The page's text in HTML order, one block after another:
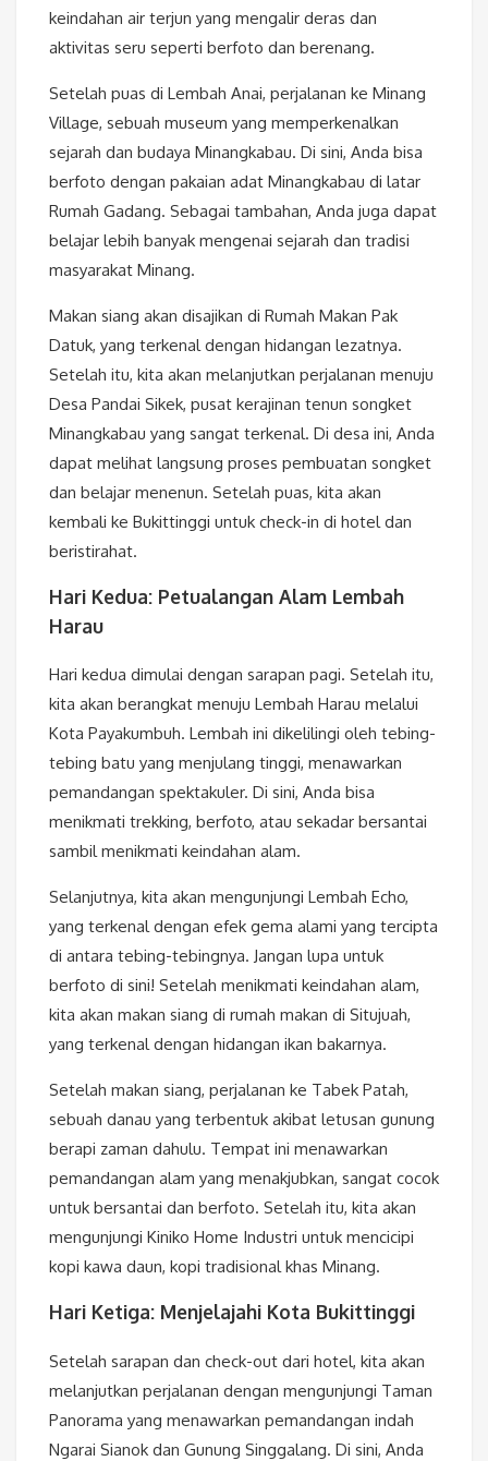
keindahan air terjun yang mengalir deras dan
aktivitas seru seperti berfoto dan berenang.
Setelah puas di Lembah Anai, perjalanan ke Minang
Village, sebuah museum yang memperkenalkan
sejarah dan budaya Minangkabau. Di sini, Anda bisa
berfoto dengan pakaian adat Minangkabau di latar
Rumah Gadang. Sebagai tambahan, Anda juga dapat
belajar lebih banyak mengenai sejarah dan tradisi
masyarakat Minang.
Makan siang akan disajikan di Rumah Makan Pak
Datuk, yang terkenal dengan hidangan lezatnya.
Setelah itu, kita akan melanjutkan perjalanan menuju
Desa Pandai Sikek, pusat kerajinan tenun songket
Minangkabau yang sangat terkenal. Di desa ini, Anda
dapat melihat langsung proses pembuatan songket
dan belajar menenun. Setelah puas, kita akan
kembali ke Bukittinggi untuk check-in di hotel dan
beristirahat.
Hari Kedua: Petualangan Alam Lembah
Harau
Hari kedua dimulai dengan sarapan pagi. Setelah itu,
kita akan berangkat menuju Lembah Harau melalui
Kota Payakumbuh. Lembah ini dikelilingi oleh tebing-
tebing batu yang menjulang tinggi, menawarkan
pemandangan spektakuler. Di sini, Anda bisa
menikmati trekking, berfoto, atau sekadar bersantai
sambil menikmati keindahan alam.
Selanjutnya, kita akan mengunjungi Lembah Echo,
yang terkenal dengan efek gema alami yang tercipta
di antara tebing-tebingnya. Jangan lupa untuk
berfoto di sini! Setelah menikmati keindahan alam,
kita akan makan siang di rumah makan di Situjuah,
yang terkenal dengan hidangan ikan bakarnya.
Setelah makan siang, perjalanan ke Tabek Patah,
sebuah danau yang terbentuk akibat letusan gunung
berapi zaman dahulu. Tempat ini menawarkan
pemandangan alam yang menakjubkan, sangat cocok
untuk bersantai dan berfoto. Setelah itu, kita akan
mengunjungi Kiniko Home Industri untuk mencicipi
kopi kawa daun, kopi tradisional khas Minang.
Hari Ketiga: Menjelajahi Kota Bukittinggi
Setelah sarapan dan check-out dari hotel, kita akan
melanjutkan perjalanan dengan mengunjungi Taman
Panorama yang menawarkan pemandangan indah
Ngarai Sianok dan Gunung Singgalang. Di sini, Anda